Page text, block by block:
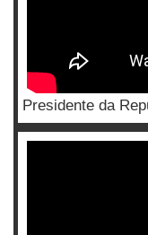
Presidente da